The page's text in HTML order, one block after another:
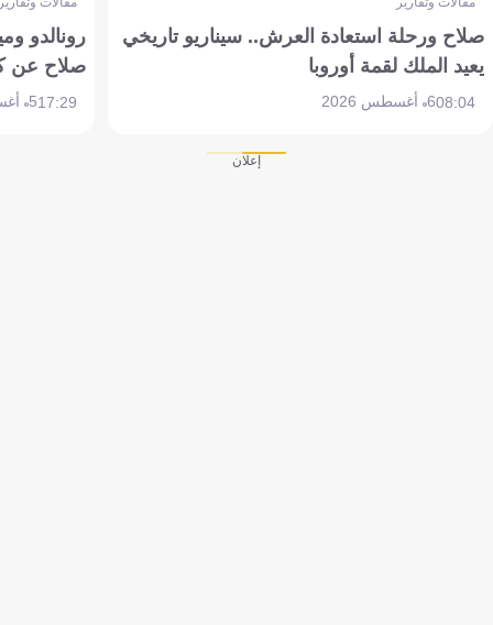
صلاح ورحلة استعادة العرش.. سيناريو تاريخي
يعيد الملك لقمة أوروبا
08:046 أغسطس 2026
رونالدو
صلاح عن
17:295 أغسطس 2026
إعلان